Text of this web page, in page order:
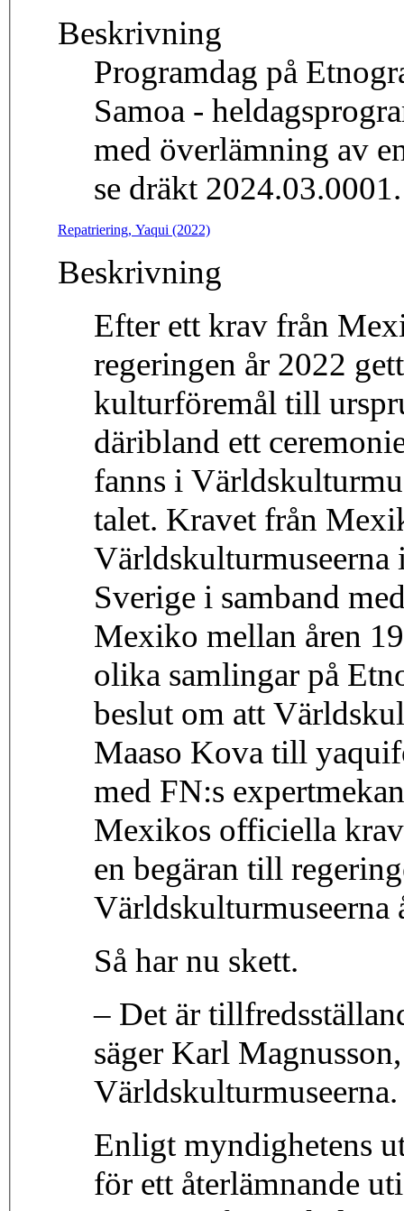
Beskrivning
Programdag på
Samoa -
med överlämning av
se dräkt 2024.03.0001.
Repatriering, Yaqui (2022)
Beskrivning
Efter ett krav från
regeringen år 2022
kulturföremål till
däribland ett
fanns i
talet. Kravet från
Sverige i samband
Mexiko mellan åren
olika samlingar på
beslut om att
Maaso Kova till
med FN:s
Mexikos officiella
en begäran till
Världskulturmuseerna
Så har nu skett.
– Det är
säger Karl
Världskulturmuseerna.
Enligt myndighetens
för ett återlämnande